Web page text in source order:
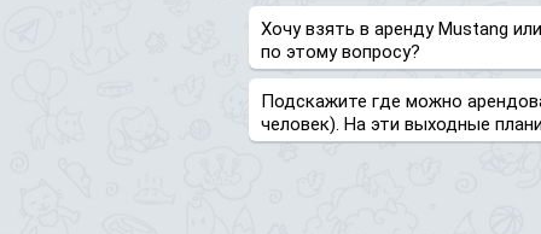
Хочу взять в аренду Mustang
по этому вопросу?
Подскажите где можно
человек). На эти выходные